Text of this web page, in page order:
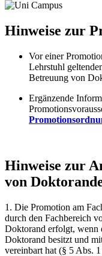
Hinweise zur
Vor einer
Lehrstuhl
Betreuung von
Ergänzende
Hinweise zur
von
1. Die Promotion am
durch den Fachbereich
Doktorand erfolgt, wenn
Doktorand besitzt und
vereinbart hat (§ 5 Abs.